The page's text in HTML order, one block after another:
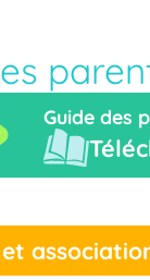
Guide des